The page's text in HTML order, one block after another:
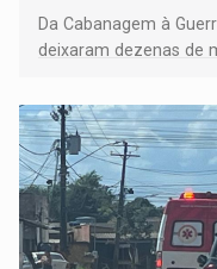
Da Cabanagem à
deixaram dezenas de
territoriais e sociais